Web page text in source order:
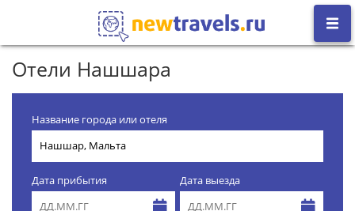
Отели Нашшара
Название города или отеля
Дата прибытия Дата выезда